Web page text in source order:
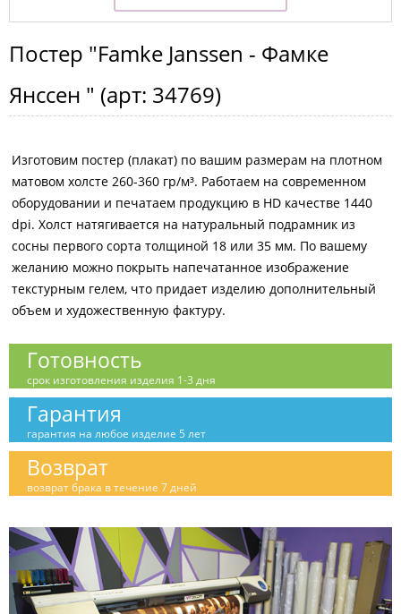
Постер "Famke Janssen - Фамке
Янссен " (арт: 34769)
Изготовим постер (плакат) по вашим размерам на плотном
матовом холсте 260-360 гр/м³. Работаем на современном
оборудовании и печатаем продукцию в HD качестве 1440
dpi. Холст натягивается на натуральный подрамник из
сосны первого сорта толщиной 18 или 35 мм. По вашему
желанию можно покрыть напечатанное изображение
текстурным гелем, что придает изделию дополнительный
объем и художественную фактуру.
Готовность
срок изготовления изделия 1-3 дня
Гарантия
гарантия на любое изделие 5 лет
Возврат
возврат брака в течение 7 дней